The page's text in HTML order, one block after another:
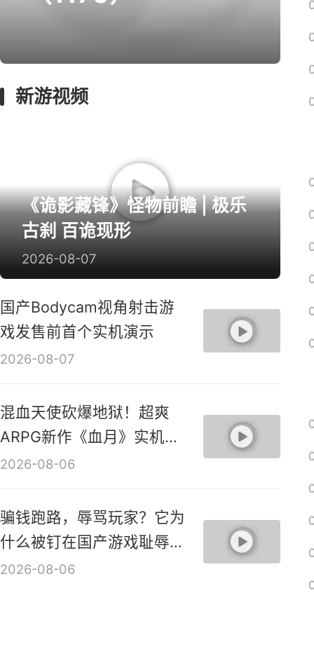
新游视频
《诡影藏锋》怪物前瞻 | 极乐
古刹 百诡现形
2026-08-07
国产Bodycam视角射击游
戏发售前首个实机演示
2026-08-07
混血天使砍爆地狱！超爽
ARPG新作《血月》实机演
示视频
2026-08-06
骗钱跑路，辱骂玩家？它为
什么被钉在国产游戏耻辱柱
上？【是个人物10】
2026-08-06